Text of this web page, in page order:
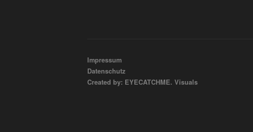
Impressum
Datenschutz
Created by: EYECATCHME. Visuals